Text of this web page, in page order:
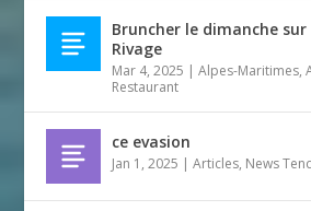
Bruncher le dimanche
Rivage
Mar 4, 2025 |Alpes-Maritimes,
Restaurant
ce evasion
Jan 1, 2025 |Articles, News